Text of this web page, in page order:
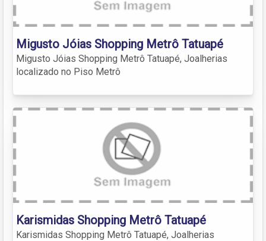
Migusto Jóias Shopping Metrô Tatuapé
Migusto Jóias Shopping Metrô Tatuapé, Joalherias
localizado no Piso Metrô
Karismidas Shopping Metrô Tatuapé
Karismidas Shopping Metrô Tatuapé, Joalherias